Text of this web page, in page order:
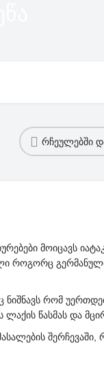
რჩეულებში
მოიცავს
როგორც
რომ
ლაქის წასმას და
შერჩევაში,